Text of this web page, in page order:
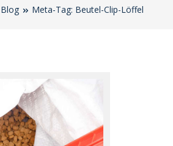
Blog Meta-Tag: Beutel-Clip-Löffel